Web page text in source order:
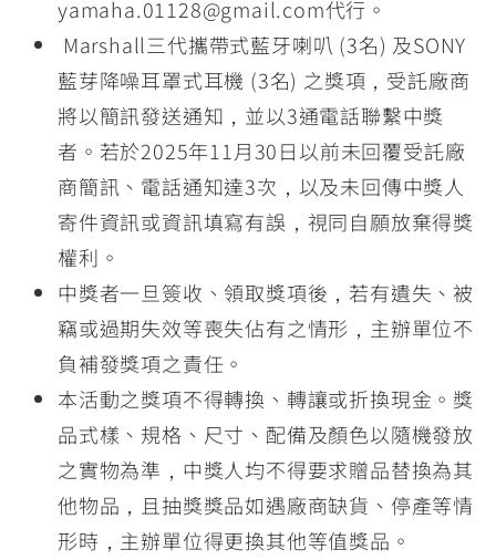
yamaha.01128@gmail.com代行。
Marshall三代攜帶式藍牙喇叭 (3名) 及SONY
藍芽降噪耳罩式耳機 (3名) 之獎項，受託廠商
將以簡訊發送通知，並以3通電話聯繫中獎
者。若於2025年11月30日以前未回覆受託廠
商簡訊、電話通知達3次，以及未回傳中獎人
寄件資訊或資訊填寫有誤，視同自願放棄得獎
權利。
中獎者一旦簽收、領取獎項後，若有遺失、被
竊或過期失效等喪失佔有之情形，主辦單位不
負補發獎項之責任。
本活動之獎項不得轉換、轉讓或折換現金。獎
品式樣、規格、尺寸、配備及顏色以隨機發放
之實物為準，中獎人均不得要求贈品替換為其
他物品，且抽獎獎品如遇廠商缺貨、停產等情
形時，主辦單位得更換其他等值獎品。